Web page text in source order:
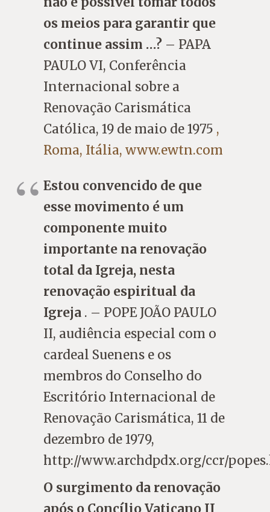
os meios para garantir que
continue assim …? – PAPA
PAULO VI, Conferência
Internacional sobre a
Renovação Carismática
Católica, 19 de maio de 1975 ,
Roma, Itália, www.ewtn.com
Estou convencido de que
esse movimento é um
componente muito
importante na renovação
total da Igreja, nesta
renovação espiritual da
Igreja . – POPE JOÃO PAULO
II, audiência especial com o
cardeal Suenens e os
membros do Conselho do
Escritório Internacional de
Renovação Carismática, 11 de
dezembro de 1979,
http://www.archdpdx.org/ccr/
O surgimento da renovação